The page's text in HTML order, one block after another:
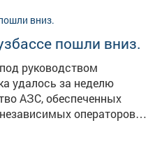
регулярно
а зимой страдает от
лестничного спуска на
также
сильным дождем.
пошли вниз.
руководством
удалось за неделю
АЗС, обеспеченных
операторов
Проехали по
в этом.